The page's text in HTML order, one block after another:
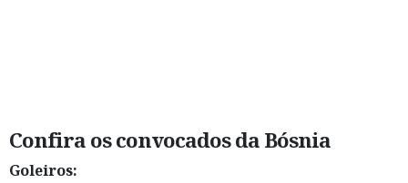
Confira os convocados da Bósnia
Goleiros: